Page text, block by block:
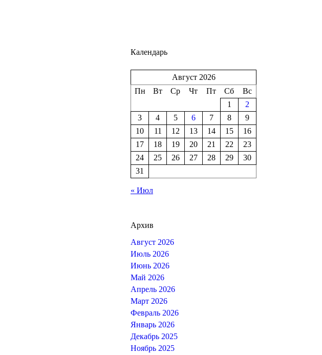
Календарь
Август 2026
Пн
Вт Ср Чт Пт Сб
Вс
1
2
3
4 5 6 7 8
9
10
11 12 13 14 15
16
17
18 19 20 21 22
23
24
25 26 27 28 29
30
31
« Июл
Архив
Август 2026
Июль 2026
Июнь 2026
Май 2026
Апрель 2026
Март 2026
Февраль 2026
Январь 2026
Декабрь 2025
Ноябрь 2025